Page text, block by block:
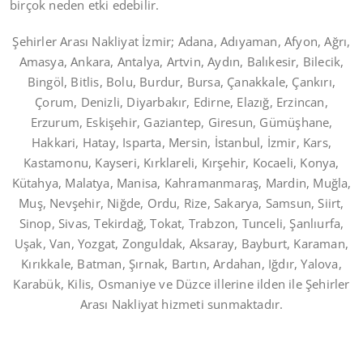
birçok neden etki edebilir.
Şehirler Arası Nakliyat İzmir; Adana, Adıyaman, Afyon, Ağrı,
Amasya, Ankara, Antalya, Artvin, Aydın, Balıkesir, Bilecik,
Bingöl, Bitlis, Bolu, Burdur, Bursa, Çanakkale, Çankırı,
Çorum, Denizli, Diyarbakır, Edirne, Elazığ, Erzincan,
Erzurum, Eskişehir, Gaziantep, Giresun, Gümüşhane,
Hakkari, Hatay, Isparta, Mersin, İstanbul, İzmir, Kars,
Kastamonu, Kayseri, Kırklareli, Kırşehir, Kocaeli, Konya,
Kütahya, Malatya, Manisa, Kahramanmaraş, Mardin, Muğla,
Muş, Nevşehir, Niğde, Ordu, Rize, Sakarya, Samsun, Siirt,
Sinop, Sivas, Tekirdağ, Tokat, Trabzon, Tunceli, Şanlıurfa,
Uşak, Van, Yozgat, Zonguldak, Aksaray, Bayburt, Karaman,
Kırıkkale, Batman, Şırnak, Bartın, Ardahan, Iğdır, Yalova,
Karabük, Kilis, Osmaniye ve Düzce illerine ilden ile Şehirler
Arası Nakliyat hizmeti sunmaktadır.